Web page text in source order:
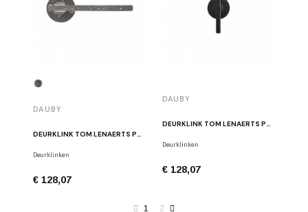
DAUBY
DEURKLINK TOM LENAERTS PH2017/50F RM RUW METAAL
Deurklinken
€ 128,07
DAUBY
DEURKLINK TOM LENAERTS PH2017T/50F VO VEROUDERD IJZER
Deurklinken
€ 128,07
1 2